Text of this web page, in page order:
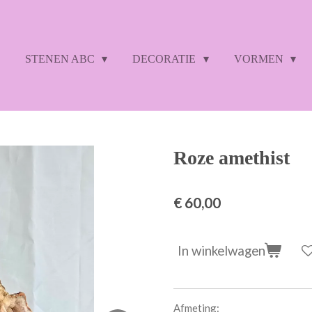
STENEN ABC DECORATIE VORMEN
Roze amethist
€ 60,00
In winkelwagen
Afmeting: